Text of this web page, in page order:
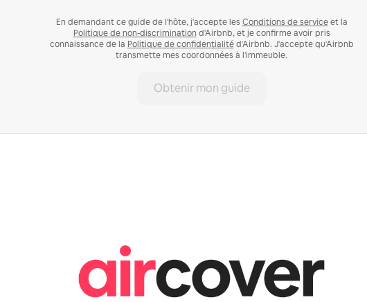
En demandant ce guide de l'hôte, j'accepte les Conditions de serviceet la
Politique de non-discrimination d'Airbnb, et je confirme avoir pris
connaissance de la Politique de confidentialitéd'Airbnb. J'accepte qu'Airbnb
transmette mes coordonnées à l'immeuble.
Obtenir mon guide